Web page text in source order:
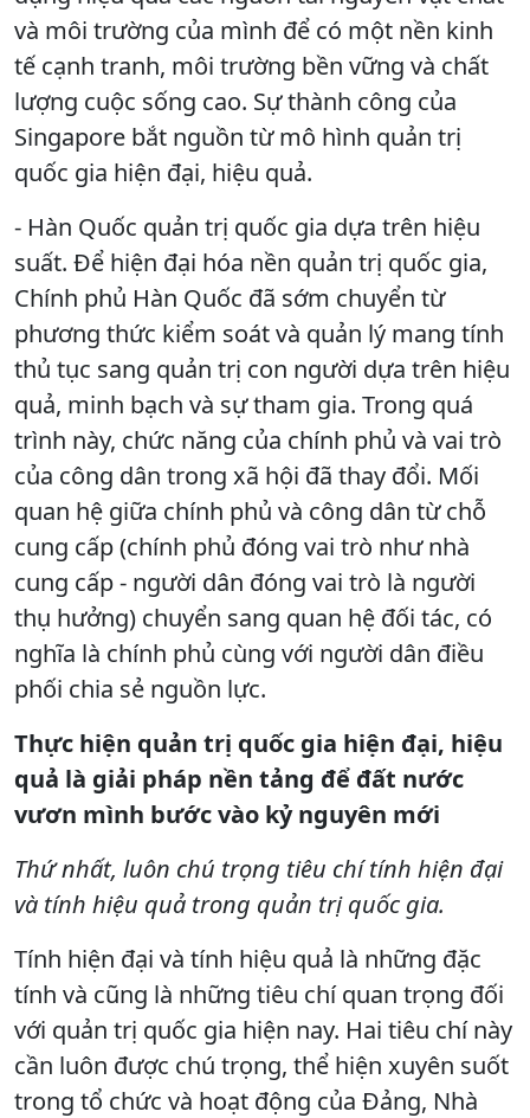
và môi trường của mình để có một nền kinh
tế cạnh tranh, môi trường bền vững và chất
lượng cuộc sống cao. Sự thành công của
Singapore bắt nguồn từ mô hình quản trị
quốc gia hiện đại, hiệu quả.
- Hàn Quốc quản trị quốc gia dựa trên hiệu
suất. Để hiện đại hóa nền quản trị quốc gia,
Chính phủ Hàn Quốc đã sớm chuyển từ
phương thức kiểm soát và quản lý mang tính
thủ tục sang quản trị con người dựa trên hiệu
quả, minh bạch và sự tham gia. Trong quá
trình này, chức năng của chính phủ và vai trò
của công dân trong xã hội đã thay đổi. Mối
quan hệ giữa chính phủ và công dân từ chỗ
cung cấp (chính phủ đóng vai trò như nhà
cung cấp - người dân đóng vai trò là người
thụ hưởng) chuyển sang quan hệ đối tác, có
nghĩa là chính phủ cùng với người dân điều
phối chia sẻ nguồn lực.
Thực hiện quản trị quốc gia hiện đại, hiệu
quả là giải pháp nền tảng để đất nước
vươn mình bước vào kỷ nguyên mới
Thứ nhất, luôn chú trọng tiêu chí tính hiện đại
và tính hiệu quả trong quản trị quốc gia.
Tính hiện đại và tính hiệu quả là những đặc
tính và cũng là những tiêu chí quan trọng đối
với quản trị quốc gia hiện nay. Hai tiêu chí này
cần luôn được chú trọng, thể hiện xuyên suốt
trong tổ chức và hoạt động của Đảng, Nhà